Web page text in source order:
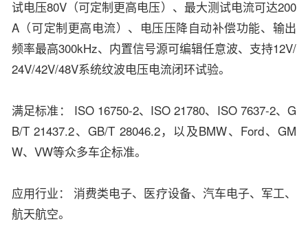
试电压80V（可定制更高电压）、最大测试电流可达200
A（可定制更高电流）、电压压降自动补偿功能、输出
频率最高300kHz、内置信号源可编辑任意波、支持12V/
24V/42V/48V系统纹波电压电流闭环试验。
满足标准： ISO 16750-2、ISO 21780、ISO 7637-2、G
B/T 21437.2、GB/T 28046.2，以及BMW、Ford、GM
W、VW等众多车企标准。
应用行业： 消费类电子、医疗设备、汽车电子、军工、
航天航空。